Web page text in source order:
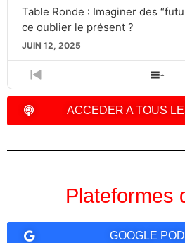
Table Ronde : Imaginer des
ce oublier le présent ?
JUIN 12, 2025
PREVIOUS
EPISODE
ACCEDER A TOUS
Plateformes
GOOGLE